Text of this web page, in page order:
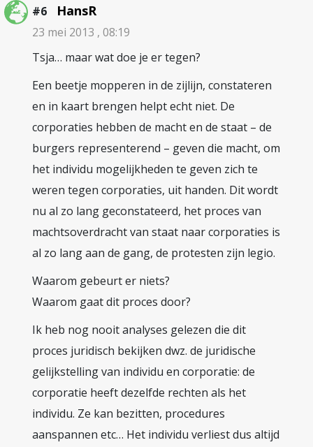
#6 HansR
23 mei 2013 , 08:19
Tsja… maar wat doe je er tegen?
Een beetje mopperen in de zijlijn, constateren
en in kaart brengen helpt echt niet. De
corporaties hebben de macht en de staat – de
burgers representerend – geven die macht, om
het individu mogelijkheden te geven zich te
weren tegen corporaties, uit handen. Dit wordt
nu al zo lang geconstateerd, het proces van
machtsoverdracht van staat naar corporaties is
al zo lang aan de gang, de protesten zijn legio.
Waarom gebeurt er niets?
Waarom gaat dit proces door?
Ik heb nog nooit analyses gelezen die dit
proces juridisch bekijken dwz. de juridische
gelijkstelling van individu en corporatie: de
corporatie heeft dezelfde rechten als het
individu. Ze kan bezitten, procedures
aanspannen etc… Het individu verliest dus altijd